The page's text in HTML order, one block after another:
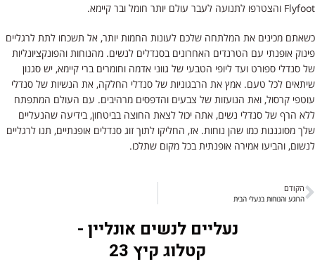
Flyfoot והצטרפו לתנועה לעבר עולם יותר חומל ובר קיימא.
כשאתם מכינים את המלתחה שלכם לעונות החמות יותר, אל תשכחו לתת לרגליים
פינוק אופנתי עם הטרנדים האחרונים בסנדלים לנשים. מהנוחות והפונקציונליות
של סנדלי ספורט ועד ליופי הטבעי של גווני אדמה וחומרים ברי קיימא, יש סגנון
שיתאים לכל טעם. אמץ את הרבגוניות של סנדלי החלקה, את הנשיות של סנדלי
עוטפי קרסול, ואת הנועזות של צבעים והדפסים מרהיבים. עם העולם המתפתח
ללא הרף של סנדלי נשים, אתה יכול לצאת החוצה בביטחון, בידיעה שהנעליים
שלך מסוגננות כמו שהן נוחות. אז, החליקו לתוך זוג סנדלים אופנתיים, תנו לרגליים
לנשום, והביעו אמירה אופנתית בכל מקום שתלכו.
הקודם
הרוגע והנוחות בנעלי הבית
נעליים לנשים אונליין -
קטלוג קיץ 23